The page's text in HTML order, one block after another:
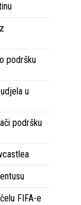
podršku
u
podršku
FIFA-e